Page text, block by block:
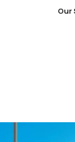
Our